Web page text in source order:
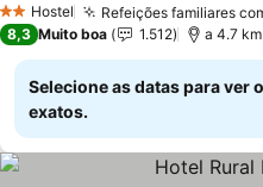
2 Estrelas
Hostel Refeições familiares
8,3 Muito boa 1.512 a 4.7
Selecione as datas para ver
exatos.